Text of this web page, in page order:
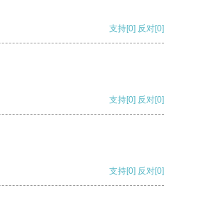
支持[0] 反对[0]
支持[0] 反对[0]
支持[0] 反对[0]